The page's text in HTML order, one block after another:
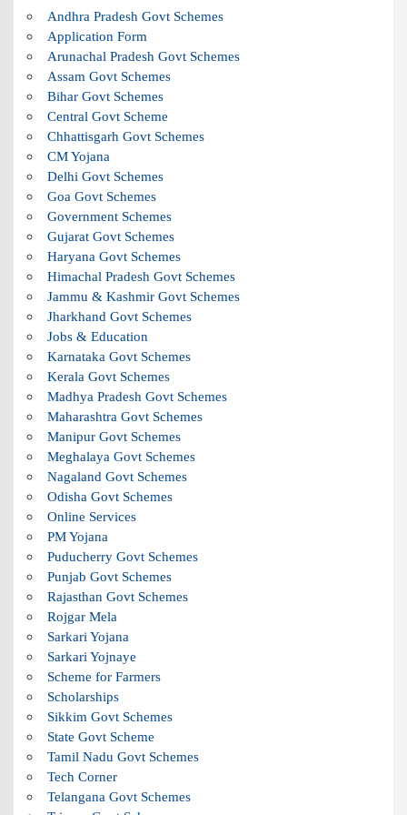
Andhra Pradesh Govt Schemes
Application Form
Arunachal Pradesh Govt Schemes
Assam Govt Schemes
Bihar Govt Schemes
Central Govt Scheme
Chhattisgarh Govt Schemes
CM Yojana
Delhi Govt Schemes
Goa Govt Schemes
Government Schemes
Gujarat Govt Schemes
Haryana Govt Schemes
Himachal Pradesh Govt Schemes
Jammu & Kashmir Govt Schemes
Jharkhand Govt Schemes
Jobs & Education
Karnataka Govt Schemes
Kerala Govt Schemes
Madhya Pradesh Govt Schemes
Maharashtra Govt Schemes
Manipur Govt Schemes
Meghalaya Govt Schemes
Nagaland Govt Schemes
Odisha Govt Schemes
Online Services
PM Yojana
Puducherry Govt Schemes
Punjab Govt Schemes
Rajasthan Govt Schemes
Rojgar Mela
Sarkari Yojana
Sarkari Yojnaye
Scheme for Farmers
Scholarships
Sikkim Govt Schemes
State Govt Scheme
Tamil Nadu Govt Schemes
Tech Corner
Telangana Govt Schemes